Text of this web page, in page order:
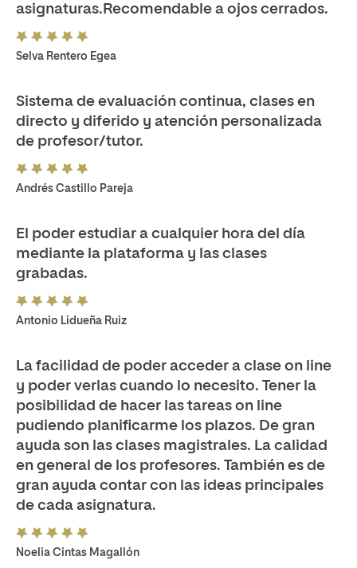
asignaturas.Recomendable a ojos cerrados.
Selva Rentero Egea
Sistema de evaluación continua, clases en
directo y diferido y atención personalizada
de profesor/tutor.
Andrés Castillo Pareja
El poder estudiar a cualquier hora del día
mediante la plataforma y las clases
grabadas.
Antonio Lidueña Ruiz
La facilidad de poder acceder a clase on line
y poder verlas cuando lo necesito. Tener la
posibilidad de hacer las tareas on line
pudiendo planificarme los plazos. De gran
ayuda son las clases magistrales. La calidad
en general de los profesores. También es de
gran ayuda contar con las ideas principales
de cada asignatura.
Noelia Cintas Magallón